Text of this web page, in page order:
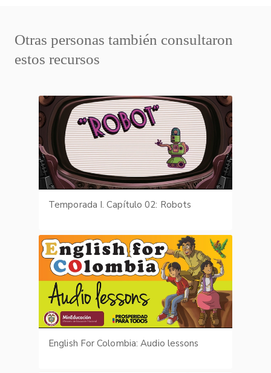
Otras personas también consultaron
estos recursos
Temporada I. Capítulo 02: Robots
English For Colombia: Audio lessons